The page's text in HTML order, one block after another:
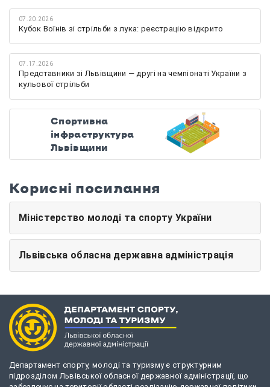
07.20.2026
Кубок Воїнів зі стрільби з лука: реєстрацію відкрито
07.17.2026
Представники зі Львівщини — другі на чемпіонаті України з
кульової стрільби
Спортивна
інфраструктура
Львівщини
Корисні посилання
Міністерство молоді та спорту України
Львівська обласна державна адміністрація
Департамент спорту, молоді та туризму є структурним
підрозділом Львівської обласної державної адміністрації, що